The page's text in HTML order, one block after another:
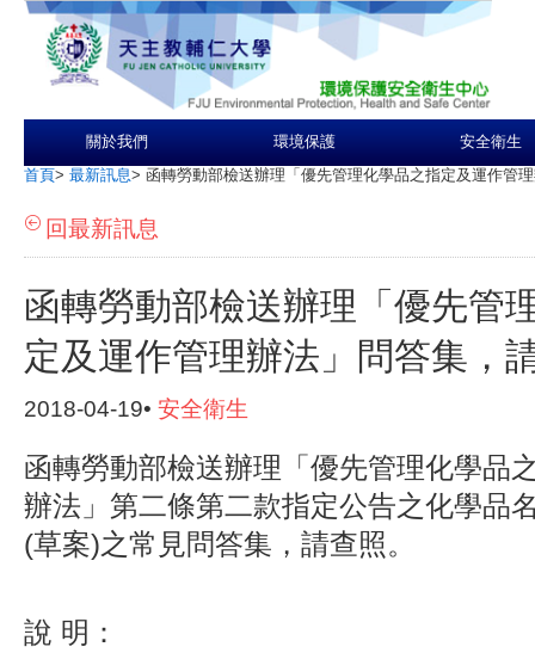
關於我們 環境保護 安全衛生
首頁> 最新訊息> 函轉勞動部檢送辦理「優先管理化學品之指定及運作管
回最新訊息
函轉勞動部檢送辦理「優先管
定及運作管理辦法」問答集，
2018-04-19• 安全衛生
函轉勞動部檢送辦理「優先管理化學品
辦法」第二條第二款指定公告之化學品
(草案)之常見問答集，請查照。
說 明：